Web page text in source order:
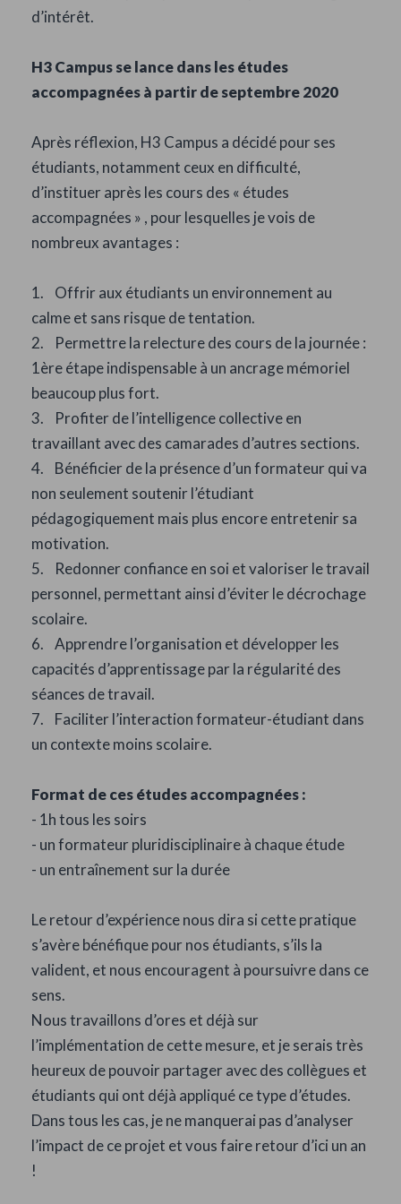
d’intérêt.
H3 Campus se lance dans les études
accompagnées à partir de septembre 2020
Après réflexion, H3 Campus a décidé pour ses
étudiants, notamment ceux en difficulté,
d’instituer après les cours des « études
accompagnées » , pour lesquelles je vois de
nombreux avantages :
1. Offrir aux étudiants un environnement au
calme et sans risque de tentation.
2. Permettre la relecture des cours de la journée :
1ère étape indispensable à un ancrage mémoriel
beaucoup plus fort.
3. Profiter de l’intelligence collective en
travaillant avec des camarades d’autres sections.
4. Bénéficier de la présence d’un formateur qui va
non seulement soutenir l’étudiant
pédagogiquement mais plus encore entretenir sa
motivation.
5. Redonner confiance en soi et valoriser le travail
personnel, permettant ainsi d’éviter le décrochage
scolaire.
6. Apprendre l’organisation et développer les
capacités d’apprentissage par la régularité des
séances de travail.
7. Faciliter l’interaction formateur-étudiant dans
un contexte moins scolaire.
Format de ces études accompagnées :
- 1h tous les soirs
- un formateur pluridisciplinaire à chaque étude
- un entraînement sur la durée
Le retour d’expérience nous dira si cette pratique
s’avère bénéfique pour nos étudiants, s’ils la
valident, et nous encouragent à poursuivre dans ce
sens.
Nous travaillons d’ores et déjà sur
l’implémentation de cette mesure, et je serais très
heureux de pouvoir partager avec des collègues et
étudiants qui ont déjà appliqué ce type d’études.
Dans tous les cas, je ne manquerai pas d’analyser
l’impact de ce projet et vous faire retour d’ici un an
!